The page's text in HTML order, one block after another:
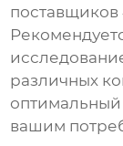
поставщиков
различных
оптимальный
вашим